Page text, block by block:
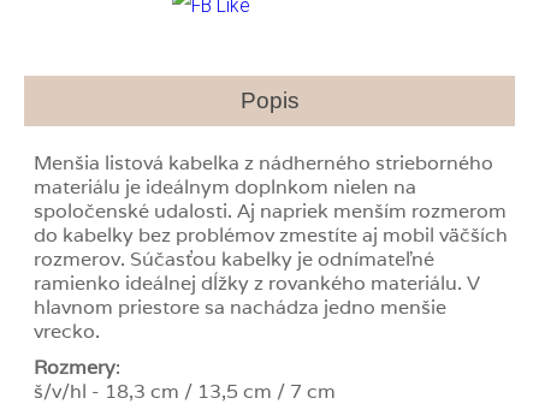
Popis
Menšia listová kabelka z nádherného strieborného
materiálu je ideálnym doplnkom nielen na
spoločenské udalosti. Aj napriek menším rozmerom
do kabelky bez problémov zmestíte aj mobil väčších
rozmerov. Súčasťou kabelky je odnímateľné
ramienko ideálnej dĺžky z rovankého materiálu. V
hlavnom priestore sa nachádza jedno menšie
vrecko.
Rozmery:
š/v/hl - 18,3 cm / 13,5 cm / 7 cm